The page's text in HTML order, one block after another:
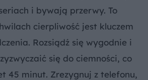
i bywają przerwy. To
cierpliwość jest kluczem
Rozsiądź się wygodnie i
się do ciemności, co
45 minut. Zrezygnuj z telefonu,